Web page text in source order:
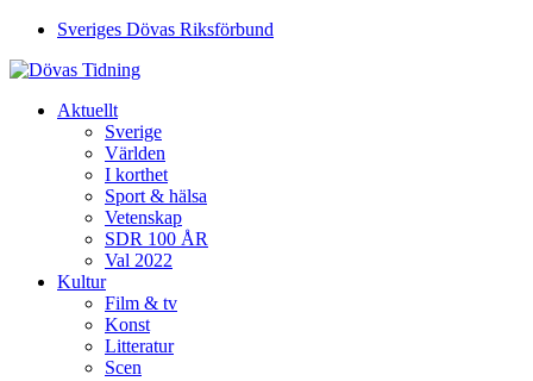
Sveriges Dövas Riksförbund
Aktuellt
Sverige
Världen
I korthet
Sport & hälsa
Vetenskap
SDR 100 ÅR
Val 2022
Kultur
Film & tv
Konst
Litteratur
Scen